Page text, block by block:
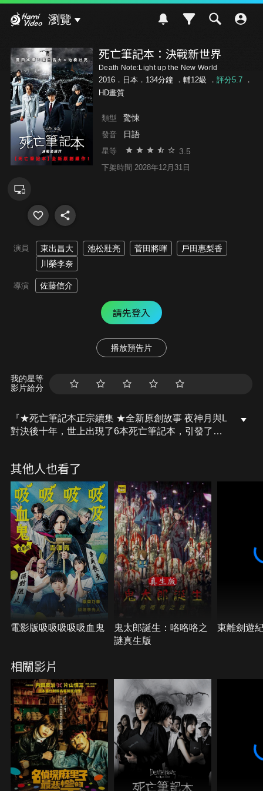
瀏覽
死亡筆記本：決戰新世界
Death Note:Light up the New World
2016．日本．134分鐘 ． 輔12級 ． 評分5.7．
HD畫質
類型 驚悚
發音 日語
星等 3.5
下架時間 2028年12月31日
演員 東出昌大 池松壯亮 菅田將暉
戶田惠梨香
川榮李奈
導演 佐藤信介
請先登入
播放預告片
我的星等
影片給分
『★死亡筆記本正宗續集 ★全新原創故事 夜神月與L
對決後十年，世上出現了6本死亡筆記本，引發了更
際刑警組織察覺或許是「新奇樂」惹的禍，遂接受日
本警視廳「死亡筆記本對策本部」委託，派遣世界級
名偵探Ｌ的後繼者龍崎來日參與調查。
其他人也看了
電影版吸吸吸吸吸血鬼
鬼太郎誕生：咯咯咯之
謎真生版
東離劍遊
相關影片